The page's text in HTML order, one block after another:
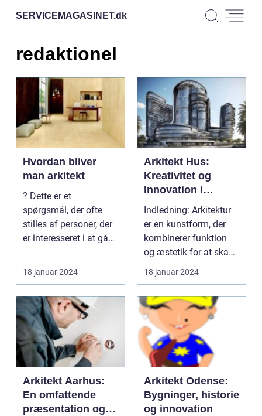
SERVICEMAGASINET.dk
redaktionel
Hvordan bliver
man arkitekt
? Dette er et
spørgsmål, der ofte
stilles af personer, der
er interesseret i at gå
18 januar 2024
Arkitekt Hus:
Kreativitet og
Innovation i
Byggeriet
Indledning: Arkitektur
er en kunstform, der
kombinerer funktion
og æstetik for at skabe
smukke og fu...
18 januar 2024
Arkitekt Aarhus:
En omfattende
præsentation og
Arkitekt Odense:
Bygninger, historie
og innovation